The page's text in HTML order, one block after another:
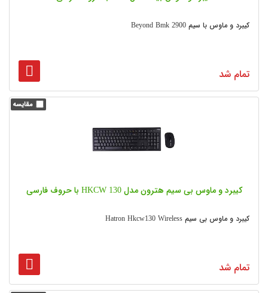
کیبرد و ماوس با سیم Beyond Bmk 2900
تمام شد
کیبرد و ماوس بی سیم هترون مدل HKCW 130 با حروف فارسی
کیبرد و ماوس بی سیم Hatron Hkcw130 Wireless
تمام شد